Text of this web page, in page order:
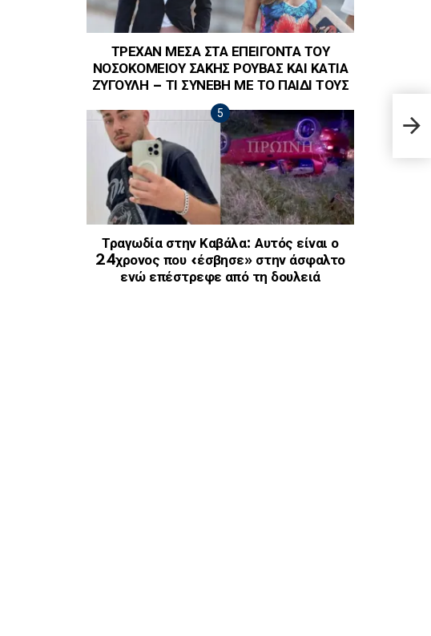
ΤΡΕΧΑΝ ΜΕΣΑ ΣΤΑ ΕΠΕΙΓΟΝΤΑ ΤΟΥ
ΝΟΣΟΚΟΜΕΙΟΥ ΣΑΚΗΣ ΡΟΥΒΑΣ ΚΑΙ ΚΑΤΙΑ
ΖΥΓΟΥΛΗ – ΤΙ ΣΥΝΕΒΗ ΜΕ ΤΟ ΠΑΙΔΙ ΤΟΥΣ
Τραγωδία στην Καβάλα: Αυτός είναι ο
24χρονος που «έσβησε» στην άσφαλτο
ενώ επέστρεφε από τη δουλειά